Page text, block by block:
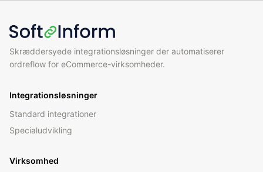
Skræddersyede integrationsløsninger der automatiserer
ordreflow for eCommerce-virksomheder.
Integrationsløsninger
Standard integrationer
Specialudvikling
Virksomhed